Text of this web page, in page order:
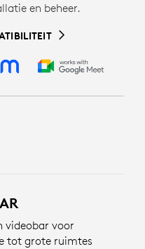
en beheer.
videobar voor
tot grote ruimtes